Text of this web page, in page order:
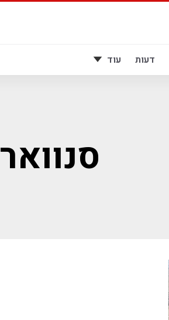
דעות עוד
סנוואר